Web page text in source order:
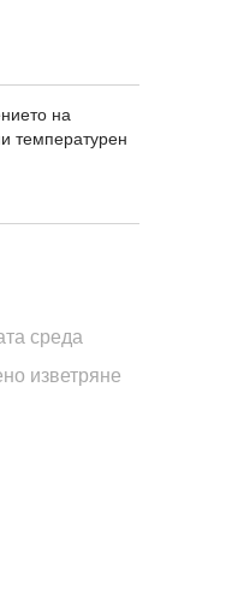
на
температурен
среда
изветряне